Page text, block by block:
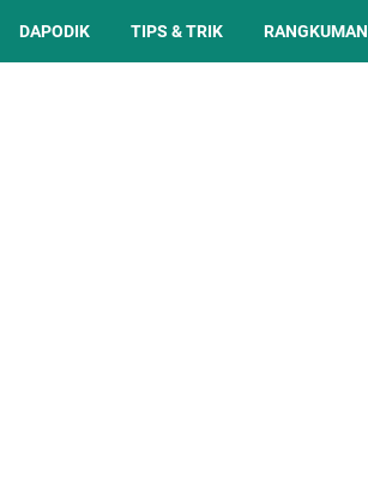
DAPODIK TIPS & TRIK RANGKUMAN